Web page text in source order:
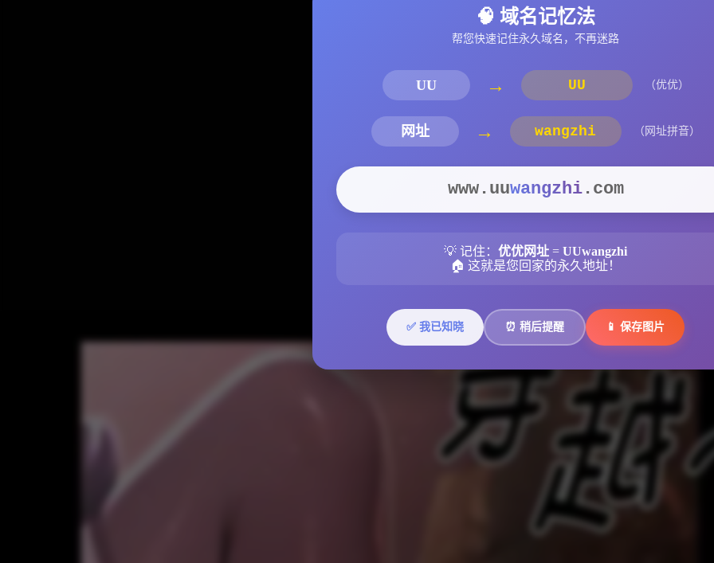
🧠 域名记忆法
帮您快速记住永久域名，不再迷路
UU → UU （优优）
网址 → wangzhi （网址拼音）
www.uuwangzhi.com
💡 记住： 优优网址 = UUwangzhi
🏠 这就是您回家的永久地址！
✅ 我已知晓 ⏰ 稍后提醒 📱 保存图片